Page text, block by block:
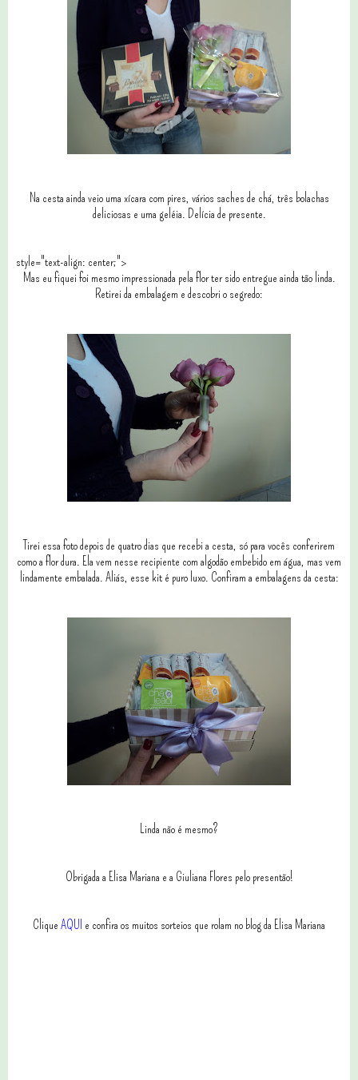
Na cesta ainda veio uma xícara com pires, vários saches de chá, três bolachas
deliciosas e uma geléia. Delícia de presente.
style="text-align: center;">
Mas eu fiquei foi mesmo impressionada pela flor ter sido entregue ainda tão linda.
Retirei da embalagem e descobri o segredo:
Tirei essa foto depois de quatro dias que recebi a cesta, só para vocês conferirem
como a flor dura. Ela vem nesse recipiente com algodão embebido em água, mas vem
lindamente embalada. Aliás, esse kit é puro luxo. Confiram a embalagens da cesta:
Linda não é mesmo?
Obrigada a Elisa Mariana e a Giuliana Flores pelo presentão!
Clique AQUI e confira os muitos sorteios que rolam no blog da Elisa Mariana